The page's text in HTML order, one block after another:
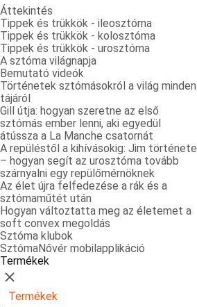
Áttekintés
Tippek és trükkök - ileosztóma
Tippek és trükkök - kolosztóma
Tippek és trükkök - urosztóma
A sztóma világnapja
Bemutató videók
Történetek sztómásokról a világ minden
tájáról
Gill útja: hogyan szeretne az első
sztómás ember lenni, aki egyedül
átússza a La Manche csatornát
A repüléstől a kihívásokig: Jim története
– hogyan segít az urosztóma tovább
szárnyalni egy repülőmérnöknek
Az élet újra felfedezése a rák és a
sztómaműtét után
Hogyan változtatta meg az életemet a
soft convex megoldás
Sztóma klubok
SztómaNővér mobilapplikáció
Termékek
Bezárás
Termékek